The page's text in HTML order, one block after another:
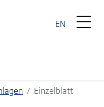
EN
Einzelblatt